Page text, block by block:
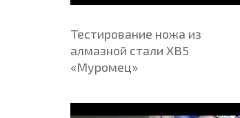
Тестирование ножа из
алмазной стали ХВ5
«Муромец»